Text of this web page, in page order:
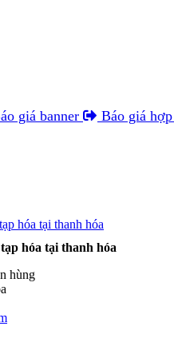
giá banner Báo giá
hóa tại thanh hóa
hùng